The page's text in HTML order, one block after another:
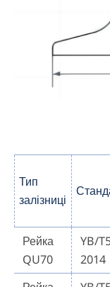
Тип
залізниці
Рейка
QU70
YB/
2014